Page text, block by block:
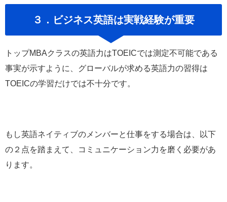
３．ビジネス英語は実戦経験が重要
トップMBAクラスの英語力はTOEICでは測定不可能である
事実が示すように、 グローバルが求める英語力の習得は
TOEICの学習だけでは不十分です。
もし英語ネイティブのメンバーと仕事をする場合は、以下
の２点を踏まえて、コミュニケーション力を磨く必要があ
ります。